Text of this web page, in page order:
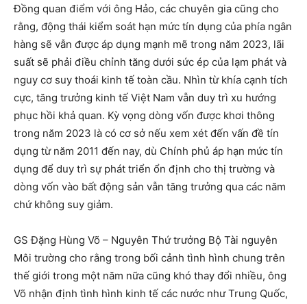
Đồng quan điểm với ông Hảo, các chuyên gia cũng cho
rằng, động thái kiểm soát hạn mức tín dụng của phía ngân
hàng sẽ vẫn được áp dụng mạnh mẽ trong năm 2023, lãi
suất sẽ phải điều chỉnh tăng dưới sức ép của lạm phát và
nguy cơ suy thoái kinh tế toàn cầu. Nhìn từ khía cạnh tích
cực, tăng trưởng kinh tế Việt Nam vẫn duy trì xu hướng
phục hồi khả quan. Kỳ vọng dòng vốn được khơi thông
trong năm 2023 là có cơ sở nếu xem xét đến vấn đề tín
dụng từ năm 2011 đến nay, dù Chính phủ áp hạn mức tín
dụng để duy trì sự phát triển ổn định cho thị trường và
dòng vốn vào bất động sản vẫn tăng trưởng qua các năm
chứ không suy giảm.
GS Đặng Hùng Võ – Nguyên Thứ trưởng Bộ Tài nguyên
Môi trường cho rằng trong bối cảnh tình hình chung trên
thế giới trong một năm nữa cũng khó thay đổi nhiều, ông
Võ nhận định tình hình kinh tế các nước như Trung Quốc,